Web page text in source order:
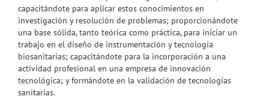
capacitándote para aplicar estos conocimientos en
investigación y resolución de problemas; proporcionándote
una base sólida, tanto teórica como práctica, para iniciar un
trabajo en el diseño de instrumentación y tecnología
biosanitarias; capacitándote para la incorporación a una
actividad profesional en una empresa de innovación
tecnológica; y formándote en la validación de tecnologías
sanitarias.